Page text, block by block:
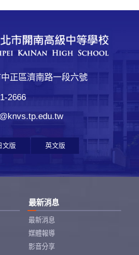
正區濟南路一段六號
2666
文版 英文版
最新消息
最新消息
媒體報導
影音分享